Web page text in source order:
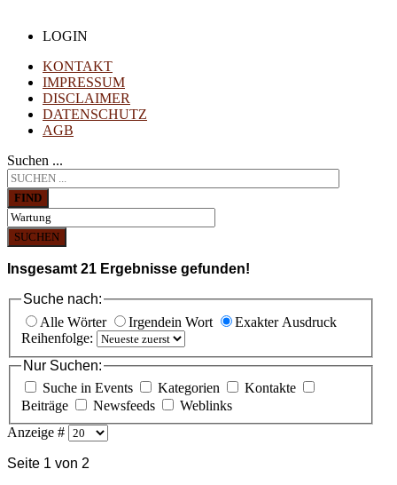
LOGIN
KONTAKT
IMPRESSUM
DISCLAIMER
DATENSCHUTZ
AGB
Suchen ...
FIND
SUCHEN
Insgesamt 21 Ergebnisse gefunden!
Suche nach:
Alle Wörter
Irgendein Wort
Exakter Ausdruck
Reihenfolge:
Nur Suchen:
Suche in Events
Kategorien
Kontakte
Beiträge
Newsfeeds
Weblinks
Anzeige #
Seite 1 von 2